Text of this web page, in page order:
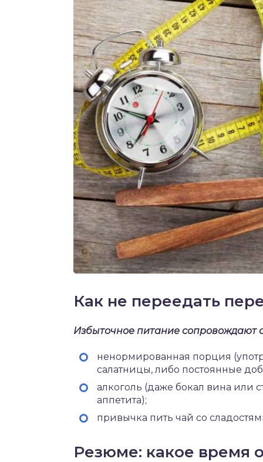
Как не переедать
Избыточное питание сопровождают
ненормированная порция
салатницы, либо постоянные
алкоголь (даже бокал вина или
аппетита);
привычка пить чай со
Резюме: какое время